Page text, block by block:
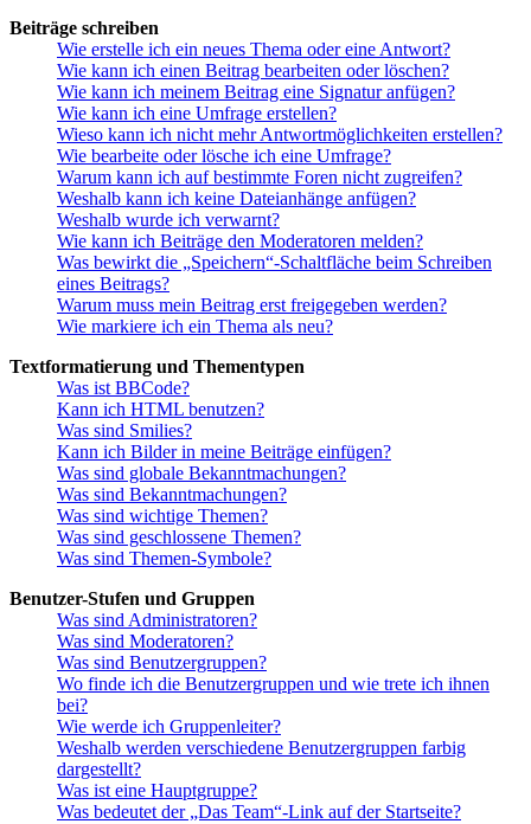
Beiträge schreiben
Wie erstelle ich ein neues Thema oder eine Antwort?
Wie kann ich einen Beitrag bearbeiten oder löschen?
Wie kann ich meinem Beitrag eine Signatur anfügen?
Wie kann ich eine Umfrage erstellen?
Wieso kann ich nicht mehr Antwortmöglichkeiten erstellen?
Wie bearbeite oder lösche ich eine Umfrage?
Warum kann ich auf bestimmte Foren nicht zugreifen?
Weshalb kann ich keine Dateianhänge anfügen?
Weshalb wurde ich verwarnt?
Wie kann ich Beiträge den Moderatoren melden?
Was bewirkt die „Speichern“-Schaltfläche beim Schreiben
eines Beitrags?
Warum muss mein Beitrag erst freigegeben werden?
Wie markiere ich ein Thema als neu?
Textformatierung und Thementypen
Was ist BBCode?
Kann ich HTML benutzen?
Was sind Smilies?
Kann ich Bilder in meine Beiträge einfügen?
Was sind globale Bekanntmachungen?
Was sind Bekanntmachungen?
Was sind wichtige Themen?
Was sind geschlossene Themen?
Was sind Themen-Symbole?
Benutzer-Stufen und Gruppen
Was sind Administratoren?
Was sind Moderatoren?
Was sind Benutzergruppen?
Wo finde ich die Benutzergruppen und wie trete ich ihnen
bei?
Wie werde ich Gruppenleiter?
Weshalb werden verschiedene Benutzergruppen farbig
dargestellt?
Was ist eine Hauptgruppe?
Was bedeutet der „Das Team“-Link auf der Startseite?